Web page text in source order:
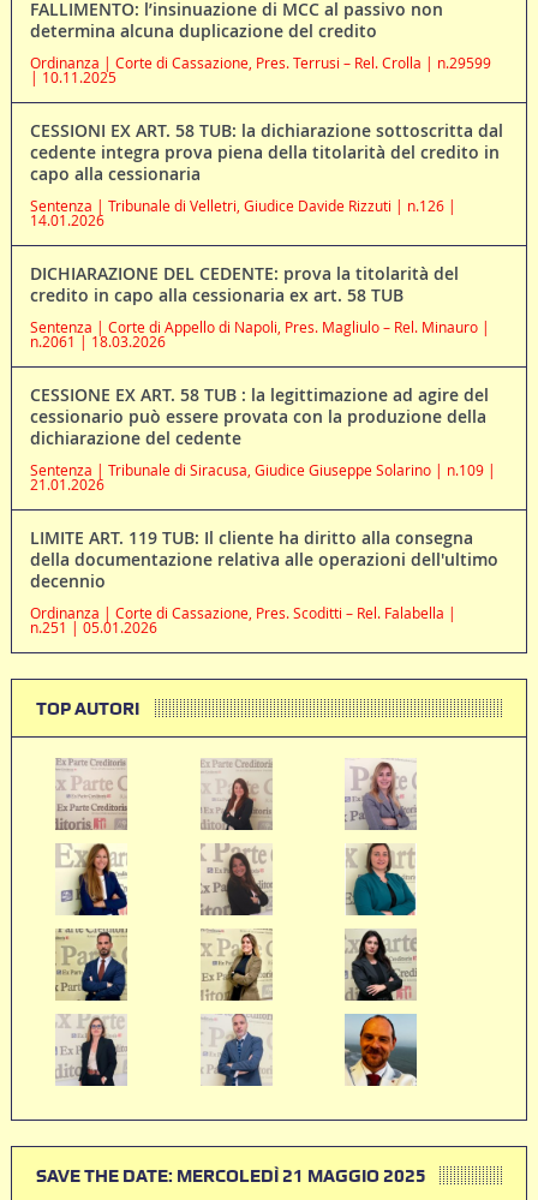
FALLIMENTO: l’insinuazione di MCC al passivo non
determina alcuna duplicazione del credito
Ordinanza | Corte di Cassazione, Pres. Terrusi – Rel. Crolla | n.29599
| 10.11.2025
CESSIONI EX ART. 58 TUB: la dichiarazione sottoscritta dal
cedente integra prova piena della titolarità del credito in
capo alla cessionaria
Sentenza | Tribunale di Velletri, Giudice Davide Rizzuti | n.126 |
14.01.2026
DICHIARAZIONE DEL CEDENTE: prova la titolarità del
credito in capo alla cessionaria ex art. 58 TUB
Sentenza | Corte di Appello di Napoli, Pres. Magliulo – Rel. Minauro |
n.2061 | 18.03.2026
CESSIONE EX ART. 58 TUB : la legittimazione ad agire del
cessionario può essere provata con la produzione della
dichiarazione del cedente
Sentenza | Tribunale di Siracusa, Giudice Giuseppe Solarino | n.109 |
21.01.2026
LIMITE ART. 119 TUB: Il cliente ha diritto alla consegna
della documentazione relativa alle operazioni dell'ultimo
decennio
Ordinanza | Corte di Cassazione, Pres. Scoditti – Rel. Falabella |
n.251 | 05.01.2026
TOP AUTORI
SAVE THE DATE: MERCOLEDÌ 21 MAGGIO 2025